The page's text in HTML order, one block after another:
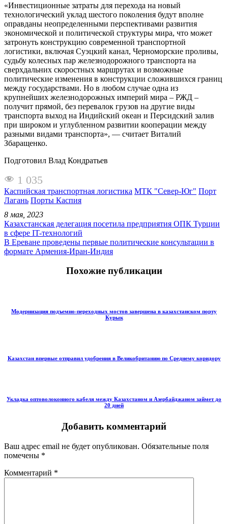
«Инвестиционные затраты для перехода на новый
технологический уклад шестого поколения будут вполне
оправданы неопределенными перспективами развития
экономической и политической структуры мира, что может
затронуть конструкцию современной транспортной
логистики, включая Суэцкий канал, Черноморские проливы,
судьбу колесных пар железнодорожного транспорта на
сверхдальних скоростных маршрутах и возможные
политические изменения в конструкции сложившихся границ
между государствами. Но в любом случае одна из
крупнейших железнодорожных империй мира – РЖД –
получит прямой, без перевалок грузов на другие виды
транспорта выход на Индийский океан и Персидский залив
при широком и углубленном развитии кооперации между
разными видами транспорта», — считает Виталий
Збаращенко.
Подготовил Влад Кондратьев
1 035
Каспийская транспортная логистика МТК "Север-Юг" Порт
Лагань Порты Каспия
8 мая, 2023
Казахстанская делегация посетила предприятия ОПК Турции
в сфере IT-технологий
В Ереване проведены первые политические консультации в
формате Армения-Иран-Индия
Похожие публикации
Модернизация подъемно-переходных мостов завершена в казахстанском порту
Курык
Казахстан впервые отправил удобрения в Великобританию по Среднему коридору
Укладка оптоволоконного кабеля между Казахстаном и Азербайджаном займет до
20 дней
Добавить комментарий
Ваш адрес email не будет опубликован. Обязательные поля
помечены *
Комментарий *